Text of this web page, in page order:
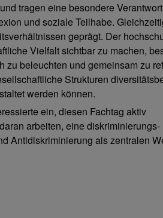
tragen eine besondere
und soziale Teilhabe.
geprägt. Der
Vielfalt sichtbar zu machen,
beleuchten und gemeinsam zu
Strukturen
werden können.
ein, diesen Fachtag aktiv
arbeiten, eine diskriminierungs-
Antidiskriminierung als zentralen